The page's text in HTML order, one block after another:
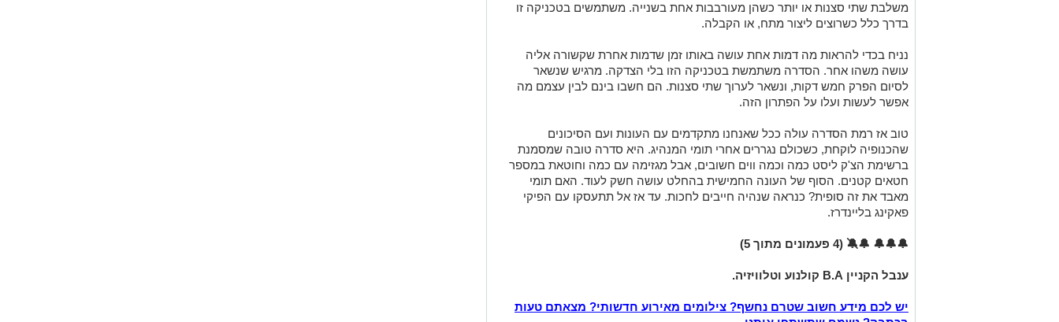
משלבת שתי סצנות או יותר כשהן מעורבבות אחת בשנייה. משתמשים בטכניקה זו
בדרך כלל כשרוצים ליצור מתח, או הקבלה.
נניח בכדי להראות מה דמות אחת עושה באותו זמן שדמות אחרת שקשורה אליה
עושה משהו אחר. הסדרה משתמשת בטכניקה הזו בלי הצדקה. מרגיש שנשאר
לסיום הפרק חמש דקות, ונשאר לערוך שתי סצנות. הם חשבו בינם לבין עצמם מה
אפשר לעשות ועלו על הפתרון הזה.
טוב אז רמת הסדרה עולה ככל שאנחנו מתקדמים עם העונות ועם הסיכונים
שהכנופיה לוקחת, כשכולם נגררים אחרי תומי המנהיג. היא סדרה טובה שמסמנת
ברשימת הצ'ק ליסט כמה וכמה ווים חשובים, אבל מגזימה עם כמה וחוטאת במספר
חטאים קטנים. הסוף של העונה החמישית בהחלט עושה חשק לעוד. האם תומי
מאבד את זה סופית? כנראה שנהיה חייבים לחכות. עד אז אל תתעסקו עם הפיקי
פאקינג בליינדרז.
🔔🔔🔔
🔔🔕 (4 פעמונים מתוך 5)
ענבל הקניין B.A קולנוע וטלוויזיה.
יש לכם מידע חשוב שטרם נחשף? צילומים מאירוע חדשותי? מצאתם טעות